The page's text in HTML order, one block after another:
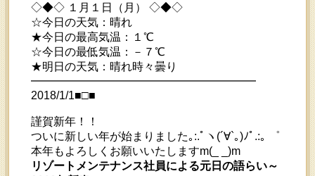
◇◆◇ １月１日（月） ◇◆◇
☆今日の天気：晴れ
★今日の最高気温：１℃
☆今日の最低気温：－７℃
★明日の天気：晴れ時々曇り
━━━━━━━━━━━━━━━━━━━━
2018/1/1■□■
謹賀新年！！
ついに新しい年が始まりました｡:.ﾟヽ(´∀`｡)ﾉﾟ.:｡ ゜
本年もよろしくお願いいたしますm(_ _)m
リゾートメンテナンス社員による元日の語らい～